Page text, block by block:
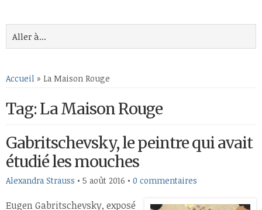
Accueil » La Maison Rouge
Tag: La Maison Rouge
Gabritschevsky, le peintre qui avait
étudié les mouches
Alexandra Strauss • 5 août 2016 • 0 commentaires
Eugen Gabritschevsky, exposé